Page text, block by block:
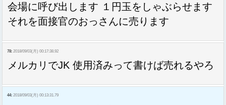
会場に呼び出します １円玉をしゃぶらせます
それを面接官のおっさんに売ります
78: 2018/09/03(月) 00:17:38.92
メルカリでJK 使用済みって書けば売れるやろ
44: 2018/09/03(月) 00:13:31.79